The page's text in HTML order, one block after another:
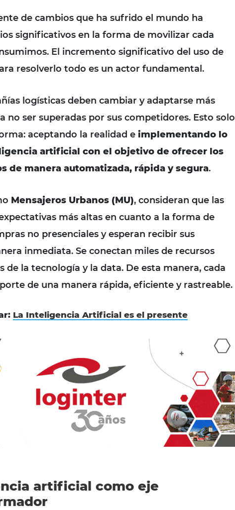
de cambios que ha sufrido el mundo ha
significativos en la forma de movilizar cada
El incremento significativo del uso de
resolverlo todo es un actor fundamental.
logísticas deben cambiar y adaptarse más
no ser superadas por sus competidores. Esto solo
aceptando la realidad e implementando lo
artificial con el objetivo de ofrecer los
de manera automatizada, rápida y segura.
Mensajeros Urbanos (MU), consideran que las
más altas en cuanto a la forma de
no presenciales y esperan recibir sus
inmediata. Se conectan miles de recursos
de la tecnología y la data. De esta manera, cada
de una manera rápida, eficiente y rastreable.
La Inteligencia Artificial es el presente
artificial como eje